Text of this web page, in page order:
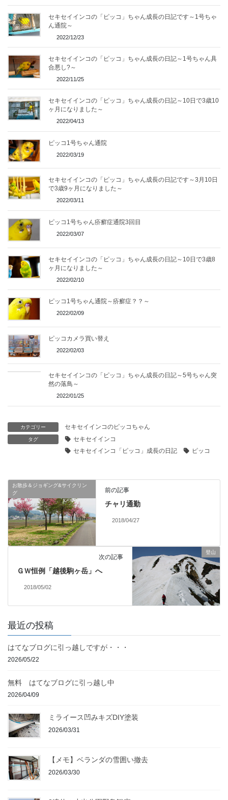
セキセイインコの「ピッコ」ちゃん成長の日記です～1号ちゃ
ん通院～
2022/12/23
セキセイインコの「ピッコ」ちゃん成長の日記～1号ちゃん具
合悪し?～
2022/11/25
セキセイインコの「ピッコ」ちゃん成長の日記～10日で3歳10
ヶ月になりました～
2022/04/13
ピッコ1号ちゃん通院
2022/03/19
セキセイインコの「ピッコ」ちゃん成長の日記です～3月10日
で3歳9ヶ月になりました～
2022/03/11
ピッコ1号ちゃん疥癬症通院3回目
2022/03/07
セキセイインコの「ピッコ」ちゃん成長の日記～10日で3歳8
ヶ月になりました～
2022/02/10
ピッコ1号ちゃん通院～疥癬症？？～
2022/02/09
ピッコカメラ買い替え
2022/02/03
セキセイインコの「ピッコ」ちゃん成長の日記～5号ちゃん突
然の落鳥～
2022/01/25
カテゴリー セキセイインコのピッコちゃん
タグ
セキセイインコ
セキセイインコ「ピッコ」成長の日記
ピッコ
お散歩＆ジョギング&サイクリン
グ
前の記事
チャリ通勤
2018/04/27
登山
次の記事
ＧＷ恒例「越後駒ヶ岳」へ
2018/05/02
最近の投稿
はてなブログに引っ越しですが・・・
2026/05/22
無料 はてなブログに引っ越し中
2026/04/09
ミライース凹みキズDIY塗装
2026/03/31
【メモ】ベランダの雪囲い撤去
2026/03/30